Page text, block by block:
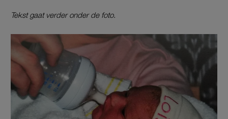
Tekst gaat verder onder de foto.